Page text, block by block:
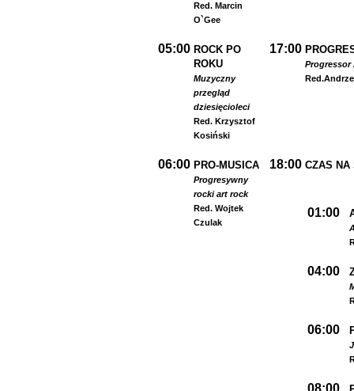
Red. Marcin
O`Gee
05:00 ROCK PO
ROKU
Muzyczny
przegląd
dziesięcioleci
Red. Krzysztof
Kosiński
17:00
Progressor
Red.
06:00 PRO-MUSICA
Progresywny
rocki art rock
Red. Wojtek
Czulak
18:00 CZAS NA
01:00
04:00
06:00
08:00